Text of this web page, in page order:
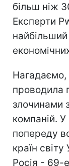
більш ніж
Експерти
Нагадаємо,
проводила
злочинами
компаній.
попереду
країн
Росія - 69-